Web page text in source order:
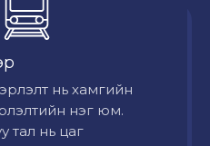
нь хамгийн
нэг юм.
тал нь цаг